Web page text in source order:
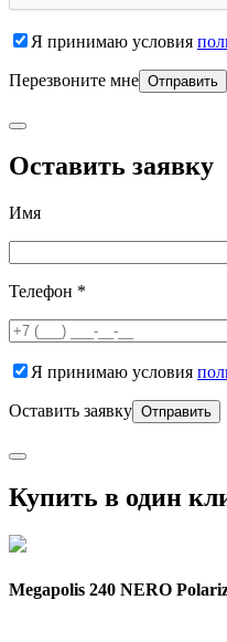
Я принимаю условия
Перезвоните мне
Оставить заявку
Имя
Телефон *
Я принимаю условия
Оставить заявку
Купить в один
Megapolis 240 NERO